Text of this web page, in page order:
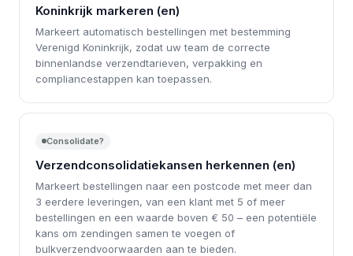
Koninkrijk markeren (en)
Markeert automatisch bestellingen met bestemming
Verenigd Koninkrijk, zodat uw team de correcte
binnenlandse verzendtarieven, verpakking en
compliancestappen kan toepassen.
Consolidate?
Verzendconsolidatiekansen herkennen (en)
Markeert bestellingen naar een postcode met meer dan
3 eerdere leveringen, van een klant met 5 of meer
bestellingen en een waarde boven € 50 – een potentiële
kans om zendingen samen te voegen of
bulkverzendvoorwaarden aan te bieden.